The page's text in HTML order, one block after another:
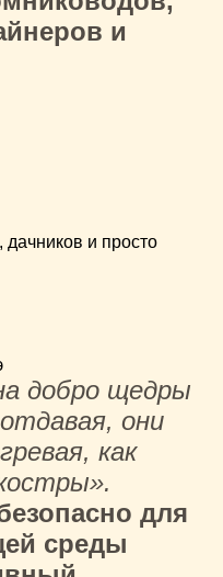
и
и просто
добро щедры
они
как
для
среды